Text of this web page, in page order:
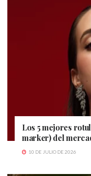
Los 5 mejores
marker) del
10 DE JULIO DE 2026